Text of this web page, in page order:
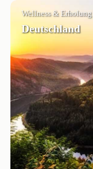
Wellness &
Deutschland